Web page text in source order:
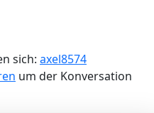
sich: axel8574
um der Konversation